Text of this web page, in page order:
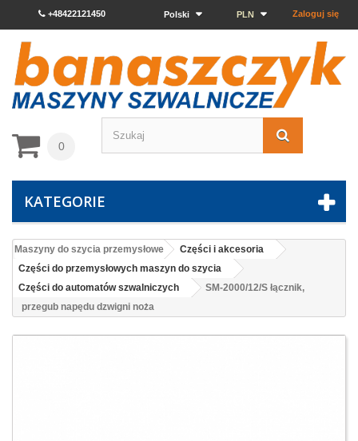
Zaloguj się
PLN
Polski
+48422121450
0
KATEGORIE
Maszyny do szycia przemysłowe
Części i akcesoria
Części do przemysłowych maszyn do szycia
Części do automatów szwalniczych
SM-2000/12/S łącznik,
przegub napędu dzwigni noża